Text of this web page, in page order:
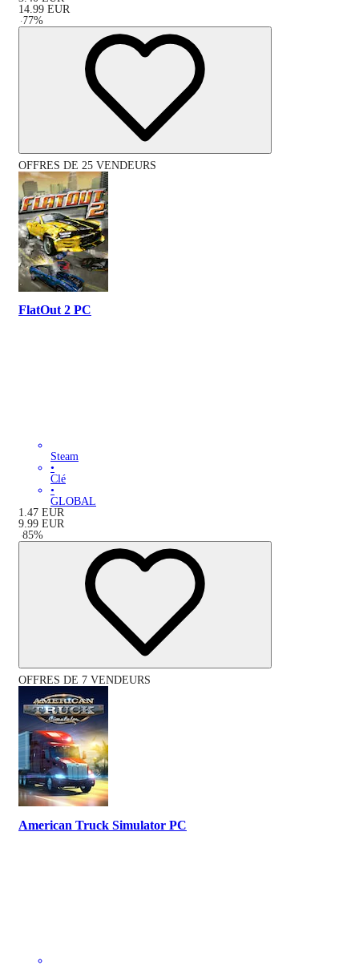
14.99 EUR
-77%
OFFRES DE 25 VENDEURS
FlatOut 2 PC
Steam
•
Clé
•
GLOBAL
1.47 EUR
9.99 EUR
-85%
OFFRES DE 7 VENDEURS
American Truck Simulator PC